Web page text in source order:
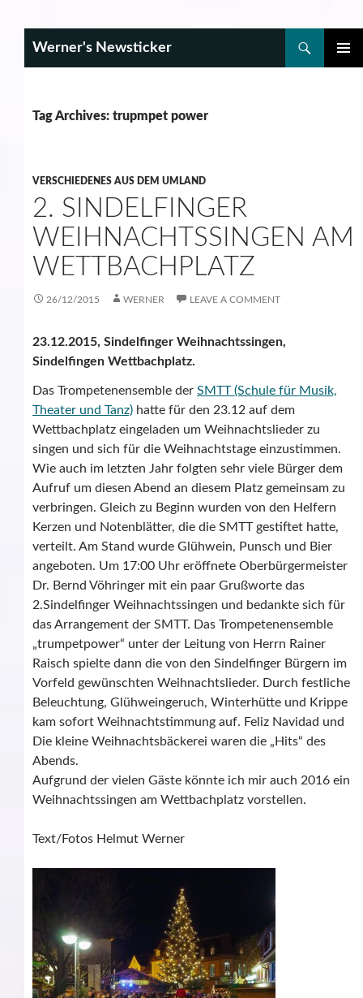
Werner's Newsticker
Tag Archives: trupmpet power
VERSCHIEDENES AUS DEM UMLAND
2. SINDELFINGER
WEIHNACHTSSINGEN AM
WETTBACHPLATZ
26/12/2015 WERNER LEAVE A COMMENT
23.12.2015, Sindelfinger Weihnachtssingen,
Sindelfingen Wettbachplatz.
Das Trompetenensemble der SMTT (Schule für Musik,
Theater und Tanz) hatte für den 23.12 auf dem
Wettbachplatz eingeladen um Weihnachtslieder zu
singen und sich für die Weihnachtstage einzustimmen.
Wie auch im letzten Jahr folgten sehr viele Bürger dem
Aufruf um diesen Abend an diesem Platz gemeinsam zu
verbringen. Gleich zu Beginn wurden von den Helfern
Kerzen und Notenblätter, die die SMTT gestiftet hatte,
verteilt. Am Stand wurde Glühwein, Punsch und Bier
angeboten. Um 17:00 Uhr eröffnete Oberbürgermeister
Dr. Bernd Vöhringer mit ein paar Grußworte das
2.Sindelfinger Weihnachtssingen und bedankte sich für
das Arrangement der SMTT. Das Trompetenensemble
„trumpetpower“ unter der Leitung von Herrn Rainer
Raisch spielte dann die von den Sindelfinger Bürgern im
Vorfeld gewünschten Weihnachtslieder. Durch festliche
Beleuchtung, Glühweingeruch, Winterhütte und Krippe
kam sofort Weihnachtstimmung auf. Feliz Navidad und
Die kleine Weihnachtsbäckerei waren die „Hits“ des
Abends.
Aufgrund der vielen Gäste könnte ich mir auch 2016 ein
Weihnachtssingen am Wettbachplatz vorstellen.
Text/Fotos Helmut Werner